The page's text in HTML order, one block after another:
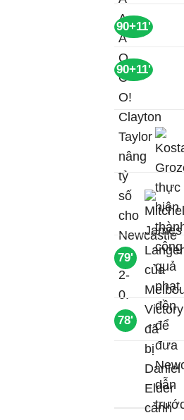
90+11'
90+11'
79'
78'